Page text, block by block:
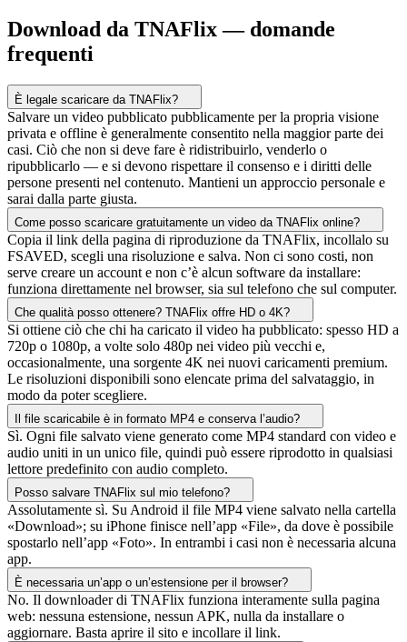
Download da TNAFlix — domande
frequenti
È legale scaricare da TNAFlix?
Salvare un video pubblicato pubblicamente per la propria visione
privata e offline è generalmente consentito nella maggior parte dei
casi. Ciò che non si deve fare è ridistribuirlo, venderlo o
ripubblicarlo — e si devono rispettare il consenso e i diritti delle
persone presenti nel contenuto. Mantieni un approccio personale e
sarai dalla parte giusta.
Come posso scaricare gratuitamente un video da TNAFlix online?
Copia il link della pagina di riproduzione da TNAFlix, incollalo su
FSAVED, scegli una risoluzione e salva. Non ci sono costi, non
serve creare un account e non c’è alcun software da installare:
funziona direttamente nel browser, sia sul telefono che sul computer.
Che qualità posso ottenere? TNAFlix offre HD o 4K?
Si ottiene ciò che chi ha caricato il video ha pubblicato: spesso HD a
720p o 1080p, a volte solo 480p nei video più vecchi e,
occasionalmente, una sorgente 4K nei nuovi caricamenti premium.
Le risoluzioni disponibili sono elencate prima del salvataggio, in
modo da poter scegliere.
Il file scaricabile è in formato MP4 e conserva l’audio?
Sì. Ogni file salvato viene generato come MP4 standard con video e
audio uniti in un unico file, quindi può essere riprodotto in qualsiasi
lettore predefinito con audio completo.
Posso salvare TNAFlix sul mio telefono?
Assolutamente sì. Su Android il file MP4 viene salvato nella cartella
«Download»; su iPhone finisce nell’app «File», da dove è possibile
spostarlo nell’app «Foto». In entrambi i casi non è necessaria alcuna
app.
È necessaria un’app o un’estensione per il browser?
No. Il downloader di TNAFlix funziona interamente sulla pagina
web: nessuna estensione, nessun APK, nulla da installare o
aggiornare. Basta aprire il sito e incollare il link.